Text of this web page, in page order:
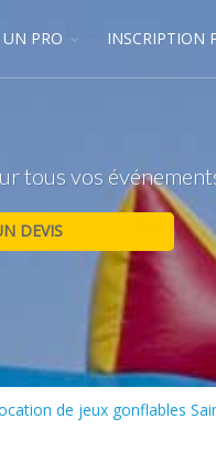
UN PRO INSCRIPTION
tous vos
de jeux gonflables